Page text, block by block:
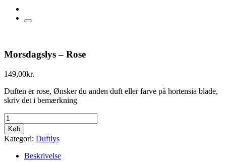
Morsdagslys – Rose
149,00kr.
Duften er rose, Ønsker du anden duft eller farve på hortensia blade,
skriv det i bemærkning
Morsdagslys
-
Rose
antal
Køb
Kategori: Duftlys
Beskrivelse